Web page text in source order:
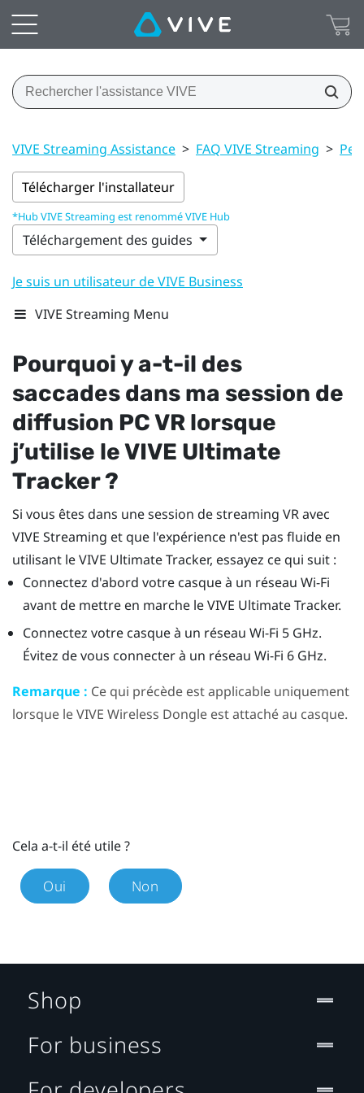
VIVE Streaming Assistance > FAQ VIVE Streaming >
Télécharger l'installateur
*Hub VIVE Streaming est renommé VIVE Hub
Téléchargement des guides
Je suis un utilisateur de VIVE Business
VIVE Streaming Menu
Pourquoi y a-t-il des
saccades dans ma session de
diffusion PC VR lorsque
j’utilise leVIVE Ultimate
Tracker?
Si vous êtes dans une session de streaming VR avec
VIVE Streaming et que l'expérience n'est pas fluide en
utilisant leVIVE Ultimate Tracker, essayez ce qui suit :
Connectez d'abord votre casque à un réseau Wi-Fi
avant de mettre en marche leVIVE Ultimate Tracker.
Connectez votre casque à un réseau Wi-Fi 5 GHz.
Évitez de vous connecter à un réseau Wi-Fi 6 GHz.
Remarque : Ce qui précède est applicable uniquement
lorsque leVIVE Wireless Dongle est attaché au casque.
Cela a-t-il été utile ?
Oui Non
Shop
For business